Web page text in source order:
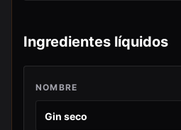
Ingredientes líquidos
NOMBRE